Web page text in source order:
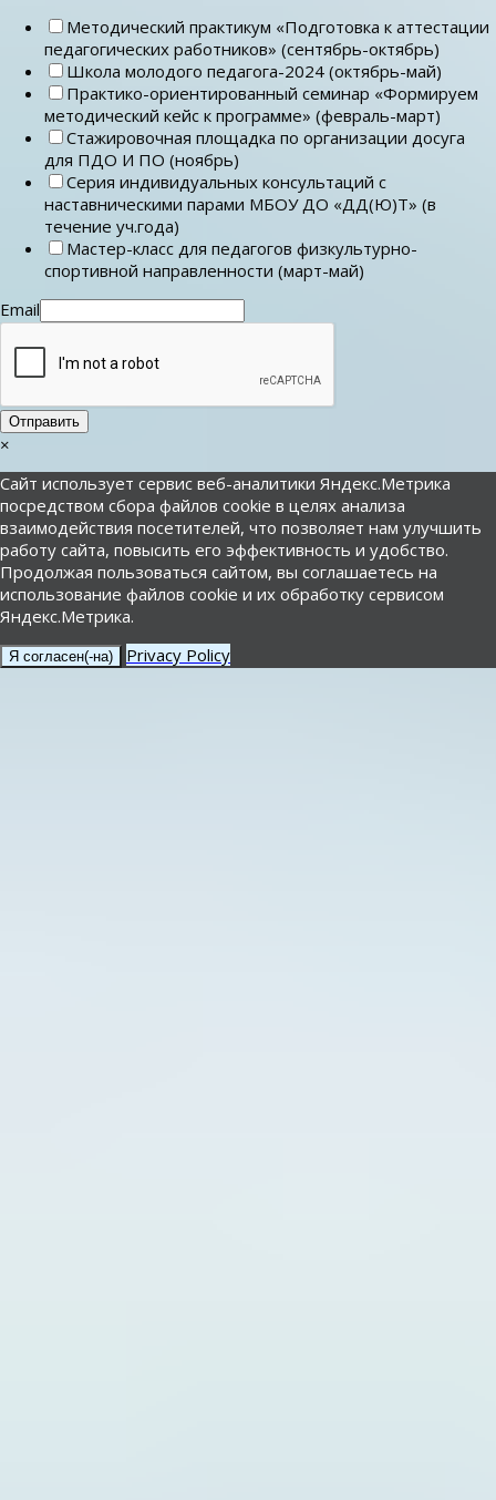
Методический практикум «Подготовка к аттестации
педагогических работников» (сентябрь-октябрь)
Школа молодого педагога-2024 (октябрь-май)
Практико-ориентированный семинар «Формируем
методический кейс к программе» (февраль-март)
Стажировочная площадка по организации досуга
для ПДО И ПО (ноябрь)
Серия индивидуальных консультаций с
наставническими парами МБОУ ДО «ДД(Ю)Т» (в
течение уч.года)
Мастер-класс для педагогов физкультурно-
спортивной направленности (март-май)
Email
Отправить
×
Сайт использует сервис веб-аналитики Яндекс.Метрика
посредством сбора файлов cookie в целях анализа
взаимодействия посетителей, что позволяет нам улучшить
работу сайта, повысить его эффективность и удобство.
Продолжая пользоваться сайтом, вы соглашаетесь на
использование файлов cookie и их обработку сервисом
Яндекс.Метрика.
Я согласен(-на) Privacy Policy